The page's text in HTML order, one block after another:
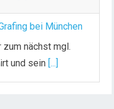
bei München
zum nächst mgl.
und sein [...]